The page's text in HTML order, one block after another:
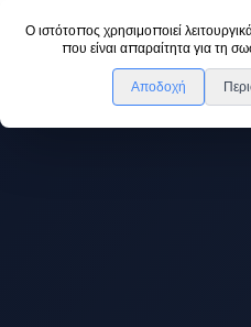
Ο ιστότοπος χρησιμοποιεί
που είναι απαραίτητα για τη
Αποδοχή
DanceLink